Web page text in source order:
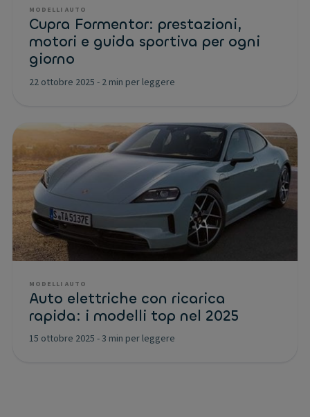
MODELLI AUTO
Cupra Formentor: prestazioni,
motori e guida sportiva per ogni
giorno
22 ottobre 2025 - 2 min per leggere
MODELLI AUTO
Auto elettriche con ricarica
rapida: i modelli top nel 2025
15 ottobre 2025 -3 min per leggere